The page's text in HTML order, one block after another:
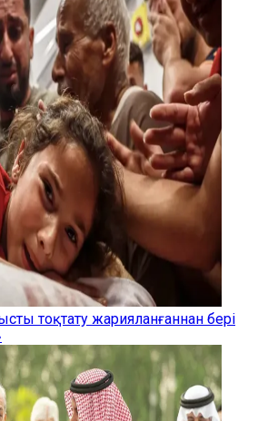
тоқтату жарияланғаннан бері